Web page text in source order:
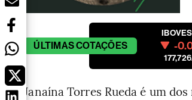
ÚLTIMASCOTAÇÕES -
Janaína Torres Rueda é um